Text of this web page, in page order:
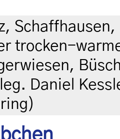
trocken-
Daniel